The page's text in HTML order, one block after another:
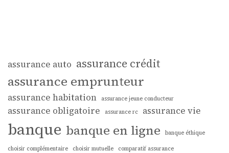
assurance auto assurance crédit
assurance emprunteur
assurance habitation assurance jeune conducteur
assurance obligatoire assurance rc assurance vie
banque banque en ligne banque éthique
choisir complémentaire choisir mutuelle comparatif assurance